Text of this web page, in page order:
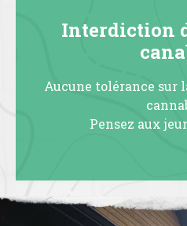
Interdiction
Aucune tolérance sur
Pensez aux